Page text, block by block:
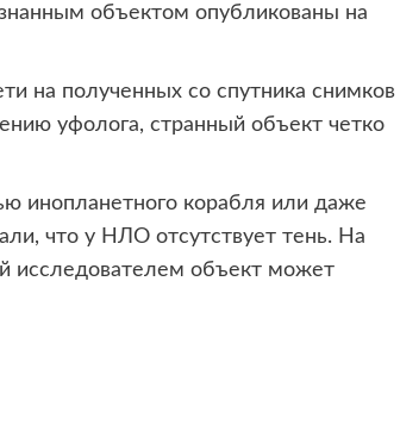
объектом опубликованы на
на полученных со спутника снимков
уфолога, странный объект четко
инопланетного корабля или даже
что у НЛО отсутствует тень. На
исследователем объект может